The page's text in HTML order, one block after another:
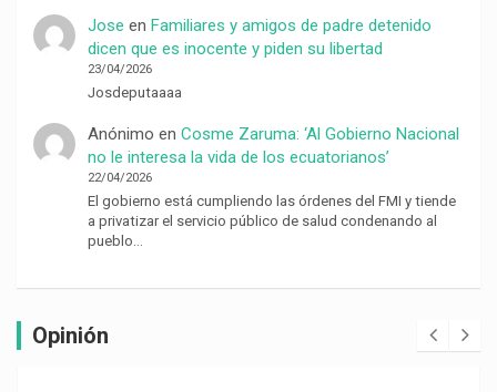
Jose en Familiares y amigos de padre detenido
dicen que es inocente y piden su libertad
23/04/2026
Josdeputaaaa
Anónimo en Cosme Zaruma: ‘Al Gobierno Nacional
no le interesa la vida de los ecuatorianos’
22/04/2026
El gobierno está cumpliendo las órdenes del FMI y tiende
a privatizar el servicio público de salud condenando al
pueblo…
Opinión